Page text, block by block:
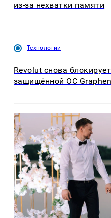
из-за нехватки памяти
Технологии
Revolut снова
защищённой ОС